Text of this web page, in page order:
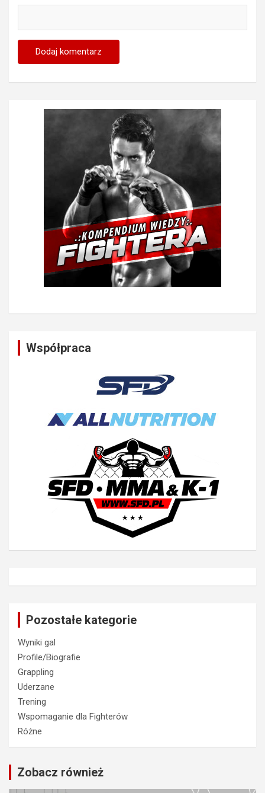
Współpraca
Pozostałe kategorie
Wyniki gal
Profile/Biografie
Grappling
Uderzane
Trening
Wspomaganie dla Fighterów
Różne
Zobacz również